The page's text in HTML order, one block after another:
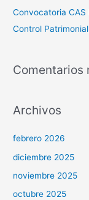
Convocatoria CAS
Control
Comentarios
Archivos
febrero 2026
diciembre 2025
noviembre 2025
octubre 2025